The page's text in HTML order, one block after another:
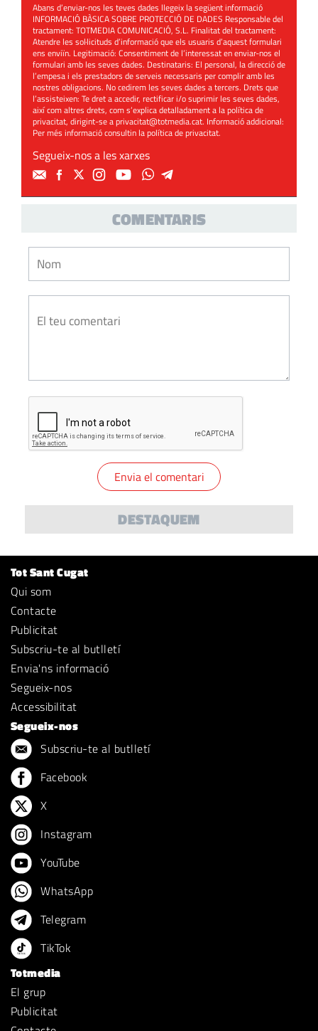
Abans d’enviar-nos les teves dades llegeix la següent informació
INFORMACIÓ BÀSICA SOBRE PROTECCIÓ DE DADES Responsable del
tractament: TOTMEDIA COMUNICACIÓ, S.L. Finalitat del tractament:
Atendre les sol·licituds d’informació que els usuaris d’aquest formulari
ens enviïn. Legitimació: Consentiment de l’interessat en enviar-nos el
formulari amb les seves dades. Destinataris: El personal, la direcció de
l’empesa i els prestadors de serveis necessaris per complir amb les
nostres obligacions. No cedirem les seves dades a tercers. Drets que
l’assisteixen: Te dret a accedir, rectificar i/o suprimir les seves dades,
així com altres drets, com s’explica detalladament a la política de
privacitat, dirigint-se aprivacitat@totmedia.cat. Informació addicional:
Per més informació consultin lapolítica de privacitat.
Segueix-nos a les xarxes
COMENTARIS
DESTAQUEM
Tot Sant Cugat
Qui som
Contacte
Publicitat
Subscriu-te al butlletí
Envia'ns informació
Segueix-nos
Accessibilitat
Segueix-nos
Subscriu-te al butlletí
Facebook
X
Instagram
YouTube
WhatsApp
Telegram
TikTok
Totmedia
El grup
Publicitat